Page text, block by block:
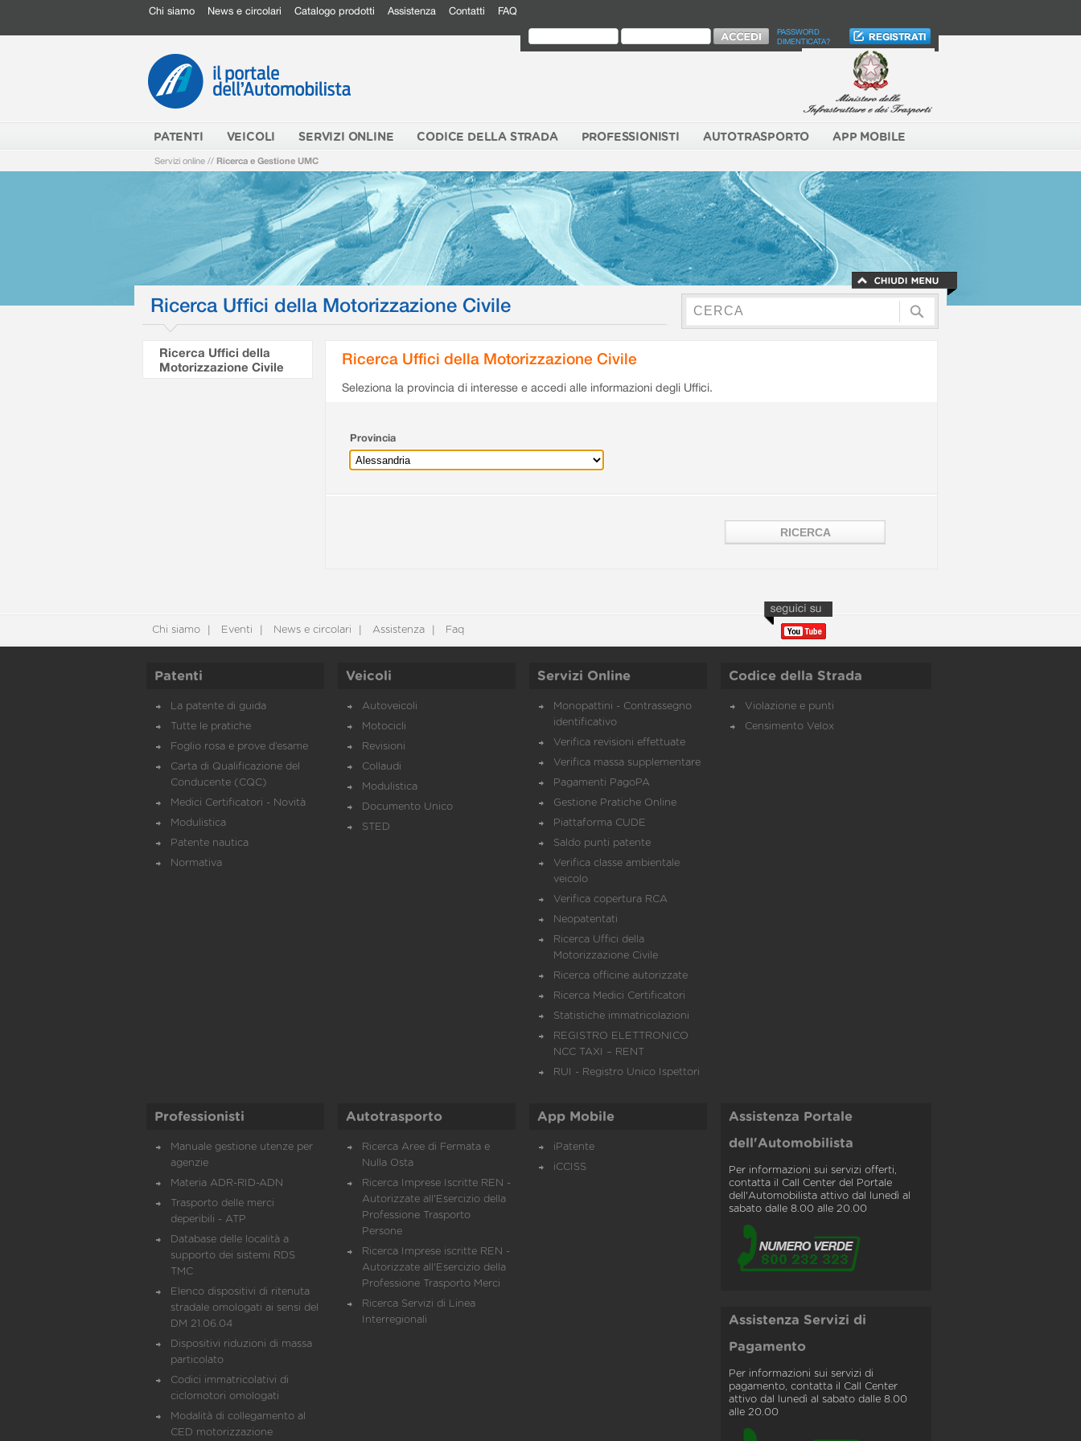
Chi siamo News e circolari Catalogo prodotti Assistenza Contatti FAQ
PASSWORD
DIMENTICATA?
PATENTI VEICOLI SERVIZI ONLINE CODICE DELLA STRADA PROFESSIONISTI AUTOTRASPORTO APP MOBILE
Servizi online // Ricerca e Gestione UMC
Ricerca Uffici della Motorizzazione Civile
Ricerca Uffici della
Motorizzazione Civile
Ricerca Uffici della Motorizzazione Civile
Seleziona la provincia di interesse e accedi alle informazioni degli Uffici.
Provincia
Chi siamo Eventi News e circolari Assistenza Faq
Patenti
La patente di guida
Tutte le pratiche
Foglio rosa e prove d’esame
Carta di Qualificazione del
Conducente (CQC)
Medici Certificatori - Novità
Modulistica
Patente nautica
Normativa
Veicoli
Autoveicoli
Motocicli
Revisioni
Collaudi
Modulistica
Documento Unico
STED
Servizi Online
Monopattini - Contrassegno
identificativo
Verifica revisioni effettuate
Verifica massa supplementare
Pagamenti PagoPA
Gestione Pratiche Online
Piattaforma CUDE
Saldo punti patente
Verifica classe ambientale
veicolo
Verifica copertura RCA
Neopatentati
Ricerca Uffici della
Motorizzazione Civile
Ricerca officine autorizzate
Ricerca Medici Certificatori
Statistiche immatricolazioni
REGISTRO ELETTRONICO
NCC TAXI – RENT
RUI - Registro Unico Ispettori
Codice della Strada
Violazione e punti
Censimento Velox
Professionisti
Manuale gestione utenze per
agenzie
Materia ADR-RID-ADN
Trasporto delle merci
deperibili - ATP
Database delle località a
supporto dei sistemi RDS
TMC
Elenco dispositivi di ritenuta
stradale omologati ai sensi del
DM 21.06.04
Dispositivi riduzioni di massa
particolato
Codici immatricolativi di
ciclomotori omologati
Modalità di collegamento al
CED motorizzazione
Autotrasporto
Ricerca Aree di Fermata e
Nulla Osta
Ricerca Imprese Iscritte REN -
Autorizzate all'Esercizio della
Professione Trasporto
Persone
Ricerca Imprese iscritte REN -
Autorizzate all'Esercizio della
Professione Trasporto Merci
Ricerca Servizi di Linea
Interregionali
App Mobile
iPatente
iCCISS
Assistenza Portale
dell'Automobilista
Per informazioni sui servizi offerti,
contatta il Call Center del Portale
dell'Automobilista attivo dal lunedì al
sabato dalle 8.00 alle 20.00
Assistenza Servizi di
Pagamento
Per informazioni sui servizi di
pagamento, contatta il Call Center
attivo dal lunedì al sabato dalle 8.00
alle 20.00